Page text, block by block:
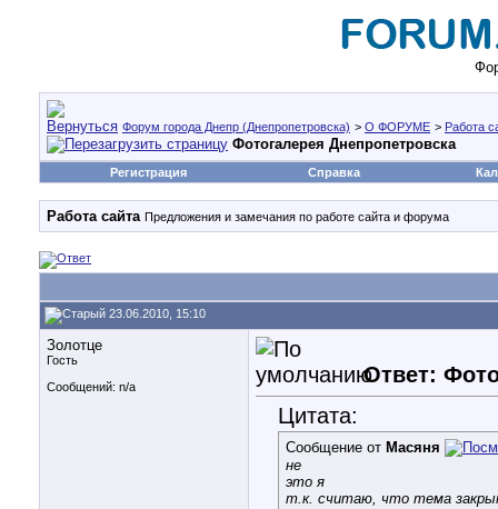
Форум города Днепр (Днепропетровска) > О ФОРУМЕ > Работа
Фотогалерея Днепропетровска
Регистрация Справка
Работа сайта Предложения и замечания по работе сайта и форума
23.06.2010, 15:10
Золотце
Гость
Сообщений: n/a
Ответ:
Цитата:
Сообщение от Масяня
не
это я
т.к. считаю, что тема